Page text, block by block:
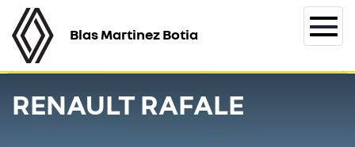
Blas Martinez Botia
RENAULT RAFALE